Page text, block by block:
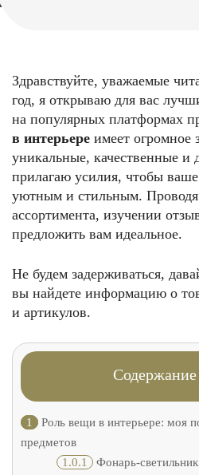
Здравствуйте, уважаемые
год, я открываю для вас
на популярных платформах
в интерьере имеет огромное
уникальные, качественные и
прилагаю усилия, чтобы
уютным и стильным. Проводя
ассортимента, изучении
предложить вам идеальное.
Не будем задерживаться,
вы найдете информацию о
и артикулов.
Содержание
1
Роль вещи в интерьере: моя
предметов
1.0.1
Фонарь-светильник